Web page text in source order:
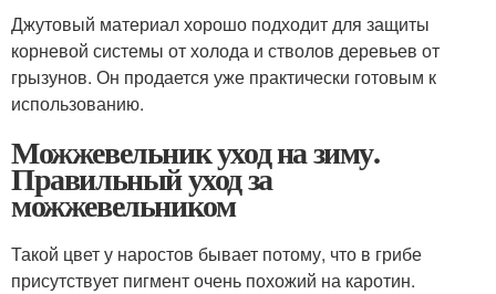
Джутовый материал хорошо подходит для защиты
корневой системы от холода и стволов деревьев от
грызунов. Он продается уже практически готовым к
использованию.
Можжевельник уход на зиму.
Правильный уход за
можжевельником
Такой цвет у наростов бывает потому, что в грибе
присутствует пигмент очень похожий на каротин.